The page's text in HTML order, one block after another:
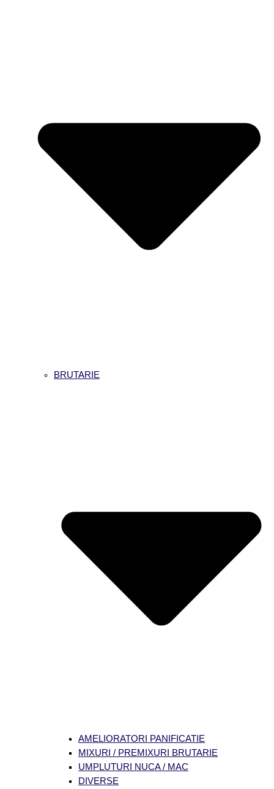
BRUTARIE
AMELIORATORI PANIFICATIE
MIXURI / PREMIXURI BRUTARIE
UMPLUTURI NUCA / MAC
DIVERSE